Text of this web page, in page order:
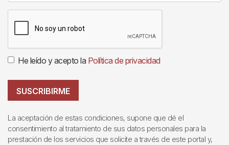
He leído y acepto la Política de privacidad
SUSCRIBIRME
La aceptación de estas condiciones, supone que dé el
consentimiento al tratamiento de sus datos personales para la
prestación de los servicios que solicite a través de este portal y,